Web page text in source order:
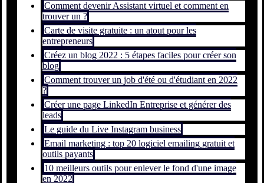
Comment devenir Assistant virtuel et comment en
trouver un ?
Carte de visite gratuite : un atout pour les
entrepreneurs
Créez un blog 2022 : 5 étapes faciles pour créer son
blog
Comment trouver un job d'été ou d'étudiant en 2022
?
Créer une page LinkedIn Entreprise et générer des
leads
Le guide du Live Instagram business
Email marketing : top 20 logiciel emailing gratuit et
outils payants
10 meilleurs outils pour enlever le fond d'une image
en 2022